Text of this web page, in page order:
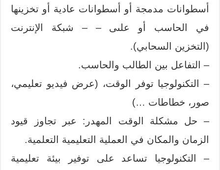
أسطوانات مدمجة أو أسطوانات عادية أو تخزينها
في الحاسب أو علىى – – شبكة الإنترنت
(التخزين السحابي).
– التفاعل بين الطالب والحاسب.
– التكنولوجيا توفر الوقت، (عرض فيديو تعليمي،
صور، خطاطات …)
– حل مشكلة الوقت المهدر: عبر تجاوز قيود
الزمان والمكان في العملية التعليمية‏ التعلمية.
– التكنولوجيا تساعد على توفير بيئة تعليمية